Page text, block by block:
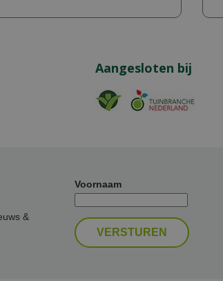
Aangesloten bij
&
Voornaam